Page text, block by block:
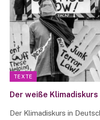
TEXTE
Der weiße Klimadiskurs
Der Klimadiskurs in